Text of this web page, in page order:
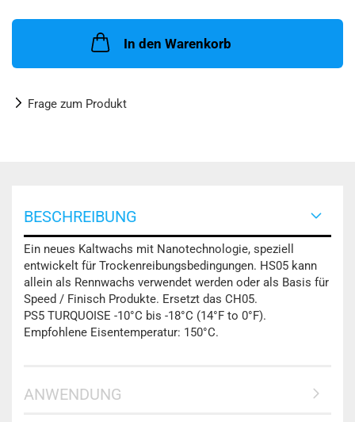
In den Warenkorb
Frage zum Produkt
BESCHREIBUNG
Ein neues Kaltwachs mit Nanotechnologie, speziell
entwickelt für Trockenreibungsbedingungen. HS05 kann
allein als Rennwachs verwendet werden oder als Basis für
Speed / Finisch Produkte. Ersetzt das CH05.
PS5 TURQUOISE -10°C bis -18°C (14°F to 0°F).
Empfohlene Eisentemperatur: 150°C.
ANWENDUNG